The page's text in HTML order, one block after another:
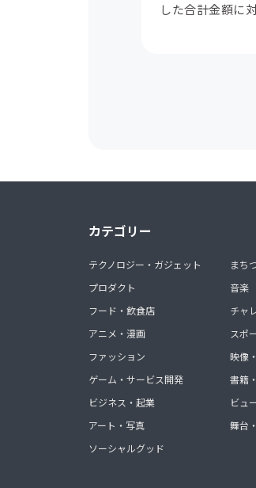
した合計金額に
カテゴリー
テクノロジー・ガジェット
プロダクト
フード・飲食店
アニメ・漫画
ファッション
ゲーム・サービス開発
ビジネス・起業
アート・写真
ソーシャルグッド
まち
音楽
チャ
スポ
映像
書籍
ビュ
舞台